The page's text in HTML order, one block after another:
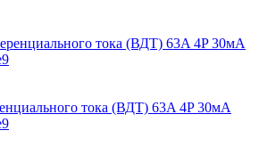
тока (ВДТ) 63A 4P 30мА